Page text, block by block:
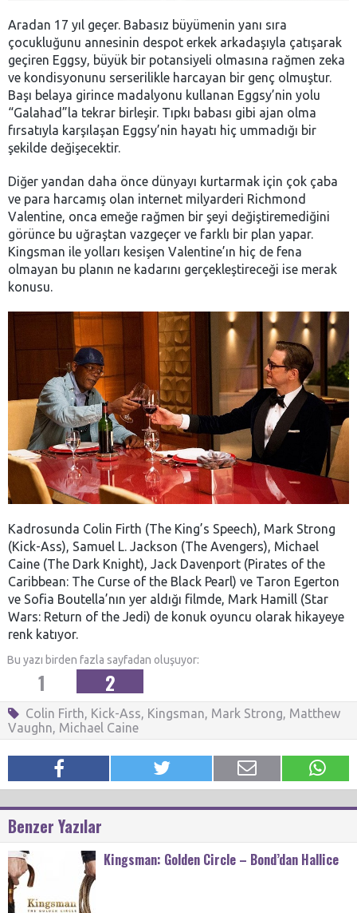
Aradan 17 yıl geçer. Babasız büyümenin yanı sıra
çocukluğunu annesinin despot erkek arkadaşıyla çatışarak
geçiren Eggsy, büyük bir potansiyeli olmasına rağmen zeka
ve kondisyonunu serserilikle harcayan bir genç olmuştur.
Başı belaya girince madalyonu kullanan Eggsy’nin yolu
“Galahad”la tekrar birleşir. Tıpkı babası gibi ajan olma
fırsatıyla karşılaşan Eggsy’nin hayatı hiç ummadığı bir
şekilde değişecektir.
Diğer yandan daha önce dünyayı kurtarmak için çok çaba
ve para harcamış olan internet milyarderi Richmond
Valentine, onca emeğe rağmen bir şeyi değiştiremediğini
görünce bu uğraştan vazgeçer ve farklı bir plan yapar.
Kingsman ile yolları kesişen Valentine’ın hiç de fena
olmayan bu planın ne kadarını gerçekleştireceği ise merak
konusu.
Kadrosunda Colin Firth (The King’s Speech), Mark Strong
(Kick-Ass), Samuel L. Jackson (The Avengers), Michael
Caine (The Dark Knight), Jack Davenport (Pirates of the
Caribbean: The Curse of the Black Pearl) ve Taron Egerton
ve Sofia Boutella’nın yer aldığı filmde, Mark Hamill (Star
Wars: Return of the Jedi) de konuk oyuncu olarak hikayeye
renk katıyor.
Bu yazı birden fazla sayfadan oluşuyor:
1 2
Colin Firth, Kick-Ass, Kingsman, Mark Strong, Matthew
Vaughn, Michael Caine
Benzer Yazılar
Kingsman: Golden Circle – Bond’dan Hallice